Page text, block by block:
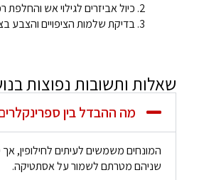
כיול אביזרים לגילוי אש והחלפת
בדיקת שלמות הציפויים והצבע
שאלות ותשובות נפוצות
מה ההבדל בין
המונחים משמשים לעיתים לחילופין,
שניהם מטרתם לשמור על אסתטיקה.